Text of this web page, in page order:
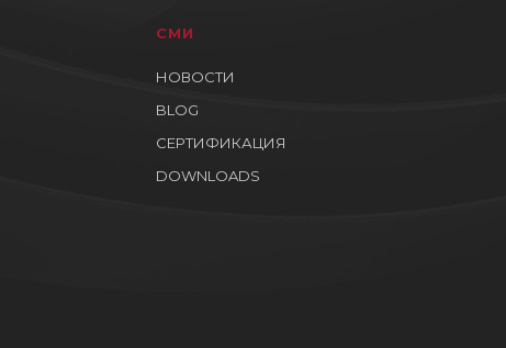
СМИ
НОВОСТИ
BLOG
СЕРТИФИКАЦИЯ
DOWNLOADS